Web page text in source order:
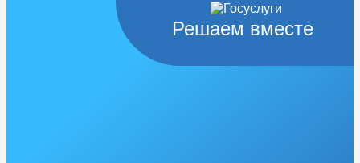
Решаем вместе